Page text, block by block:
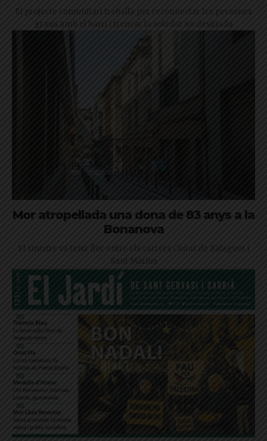
El projecte comunitari treballa per reconnectar les persones
grans amb el barri i trencar la soledat no desitjada
Mor atropellada una dona de 83 anys a la
Bonanova
El sinistre va tenir lloc entre els carrers Ciutat de Balaguer i
Sant Màrius